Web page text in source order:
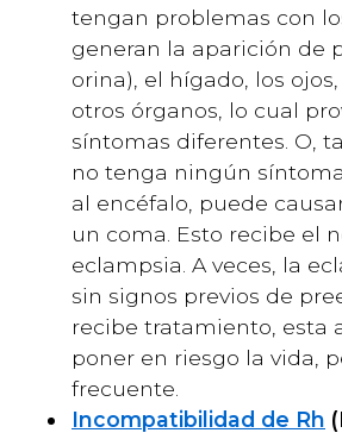
tengan problemas con
generan la aparición de
orina), el hígado, los
otros órganos, lo cual
síntomas diferentes. O,
no tenga ningún
al encéfalo, puede
un coma. Esto recibe el
eclampsia. A veces, la
sin signos previos de
recibe tratamiento, esta
poner en riesgo la vida,
frecuente.
Incompatibilidad de Rh